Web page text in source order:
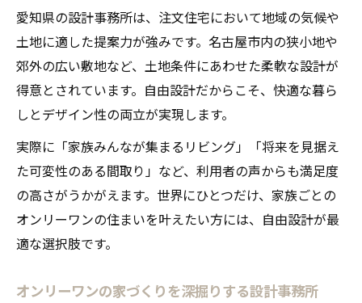
愛知県の設計事務所は、注文住宅において地域の気候や
土地に適した提案力が強みです。名古屋市内の狭小地や
郊外の広い敷地など、土地条件にあわせた柔軟な設計が
得意とされています。自由設計だからこそ、快適な暮ら
しとデザイン性の両立が実現します。
実際に「家族みんなが集まるリビング」「将来を見据え
た可変性のある間取り」など、利用者の声からも満足度
の高さがうかがえます。世界にひとつだけ、家族ごとの
オンリーワンの住まいを叶えたい方には、自由設計が最
適な選択肢です。
オンリーワンの家づくりを深掘りする設計事務所